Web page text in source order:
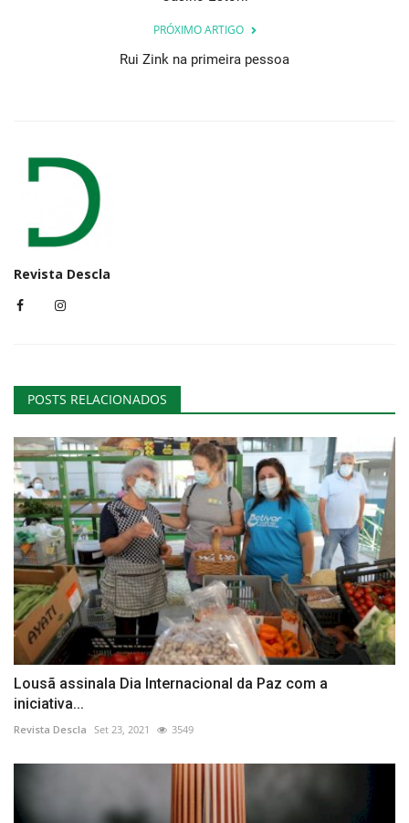
PRÓXIMO ARTIGO
Rui Zink na primeira pessoa
Revista Descla
POSTS RELACIONADOS
Lousã assinala Dia Internacional da Paz com a
iniciativa...
Revista Descla Set 23, 2021 3549